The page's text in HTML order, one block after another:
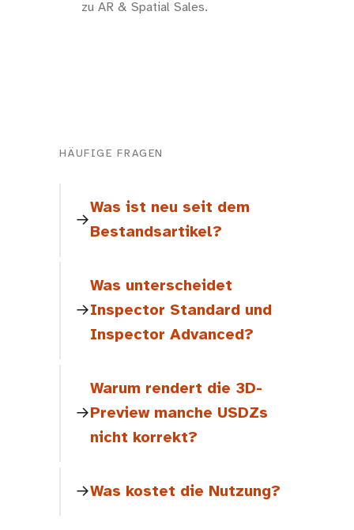
zu AR & Spatial Sales.
HÄUFIGE FRAGEN
Was ist neu seit dem
Bestandsartikel?
Was unterscheidet
Inspector Standard und
Inspector Advanced?
Warum rendert die 3D-
Preview manche USDZs
nicht korrekt?
Was kostet die Nutzung?